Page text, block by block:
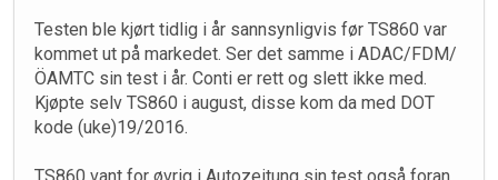
Testen ble kjørt tidlig i år sannsynligvis før TS860 var
kommet ut på markedet. Ser det samme i ADAC/FDM/
ÖAMTC sin test i år. Conti er rett og slett ikke med.
Kjøpte selv TS860 i august, disse kom da med DOT
kode (uke)19/2016.